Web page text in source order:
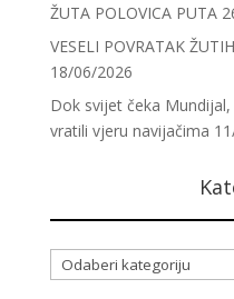
ŽUTA POLOVICA PUTA
VESELI POVRATAK
18/06/2026
Dok svijet čeka
vratili vjeru navijačima
Kategorije